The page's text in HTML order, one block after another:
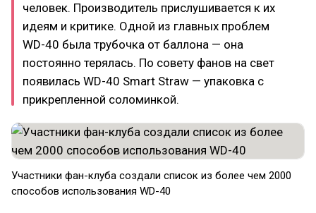
человек. Производитель прислушивается к их
идеям и критике. Одной из главных проблем
WD-40 была трубочка от баллона — она
постоянно терялась. По совету фанов на свет
появилась WD-40 Smart Straw — упаковка с
прикрепленной соломинкой.
Участники фан-клуба создали список из более чем 2000
способов использования WD-40